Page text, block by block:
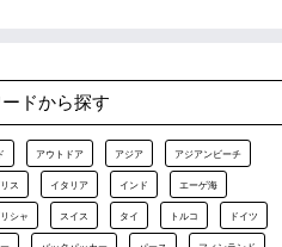
ドから探す
アウトドア アジア アジアンビーチ
ス イタリア インド エーゲ海
シャ スイス タイ トルコ ドイツ